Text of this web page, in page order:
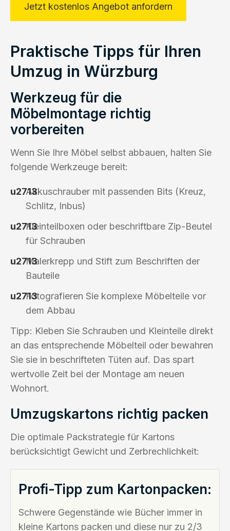
Jetzt kostenlos Angebot anfordern
Praktische Tipps für Ihren
Umzug in Würzburg
Werkzeug für die
Möbelmontage richtig
vorbereiten
Wenn Sie Ihre Möbel selbst abbauen, halten Sie
folgende Werkzeuge bereit:
Akkuschrauber mit passenden Bits (Kreuz,
Schlitz, Inbus)
Kleinteilboxen oder beschriftbare Zip-Beutel
für Schrauben
Malerkrepp und Stift zum Beschriften der
Bauteile
Fotografieren Sie komplexe Möbelteile vor
dem Abbau
Tipp: Kleben Sie Schrauben und Kleinteile direkt
an das entsprechende Möbelteil oder bewahren
Sie sie in beschrifteten Tüten auf. Das spart
wertvolle Zeit bei der Montage am neuen
Wohnort.
Umzugskartons richtig packen
Die optimale Packstrategie für Kartons
berücksichtigt Gewicht und Zerbrechlichkeit:
Profi-Tipp zum Kartonpacken:
Schwere Gegenstände wie Bücher immer in
kleine Kartons packen und diese nur zu 2/3